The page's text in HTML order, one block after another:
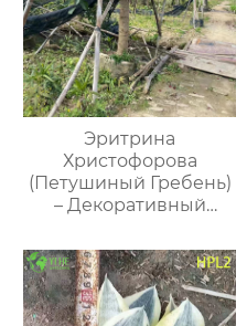
Эритрина
Христофорова
(Петушиный Гребень)
– Декоративный
Продажа, Экспорт